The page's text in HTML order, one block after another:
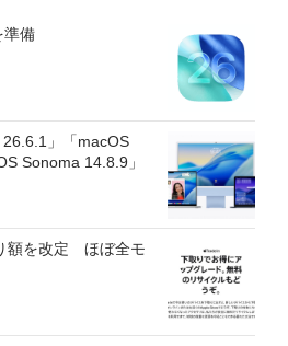
準備
」「macOS
Sonoma 14.8.9」
額を改定 ほぼ全モ